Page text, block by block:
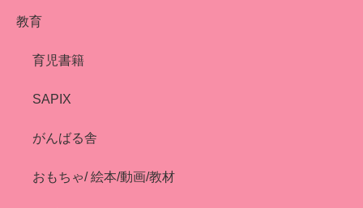
教育
育児書籍
SAPIX
がんばる舎
おもちゃ/ 絵本/動画/教材